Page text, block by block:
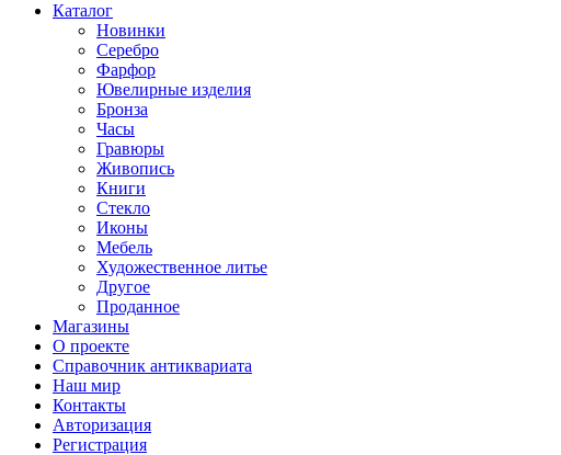
Каталог
Новинки
Серебро
Фарфор
Ювелирные изделия
Бронза
Часы
Гравюры
Живопись
Книги
Стекло
Иконы
Мебель
Художественное литье
Другое
Проданное
Магазины
О проекте
Справочник антиквариата
Наш мир
Контакты
Авторизация
Регистрация